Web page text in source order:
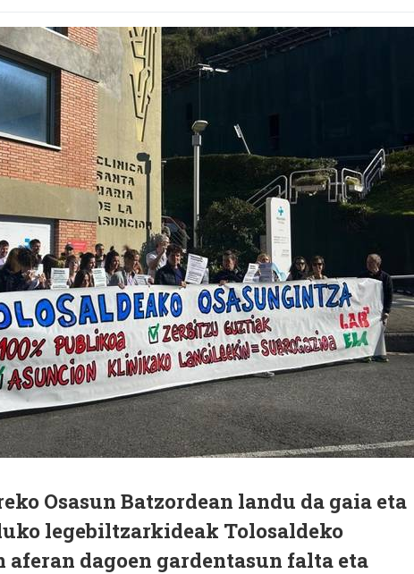
Osasun Batzordean landu da gaia eta
legebiltzarkideak Tolosaldeko
dagoen gardentasun falta eta